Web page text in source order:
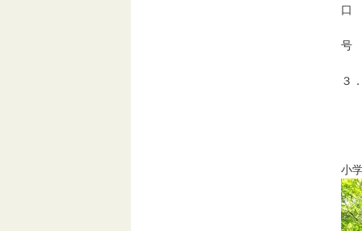
３
小